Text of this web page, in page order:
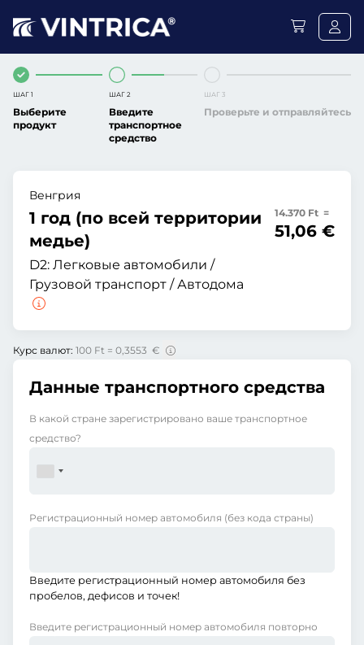
ШАГ 1
Выберите
продукт
ШАГ 2
Введите
транспортное
средство
ШАГ 3
Проверьте и отправляйтесь
Венгрия
1 год (по всей территории
медье)
D2: Легковые автомобили /
Грузовой транспорт / Автодома
14.370 Ft =
51,06 €
Курс валют: 100 Ft = 0,3553 €
Данные транспортного средства
В какой стране зарегистрировано ваше транспортное
средство?
Регистрационный номер автомобиля (без кода страны)
Введите регистрационный номер автомобиля без
пробелов, дефисов и точек!
Введите регистрационный номер автомобиля повторно